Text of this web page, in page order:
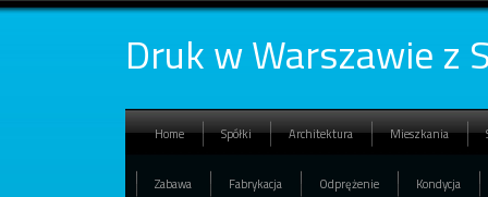
Druk w Warszawie z
Home Spółki Architektura Mieszkania
Zabawa Fabrykacja Odprężenie Kondycja